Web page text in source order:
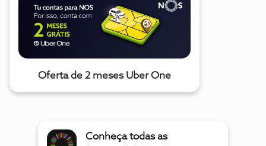
Oferta de 2 meses Uber One
Conheça todas as